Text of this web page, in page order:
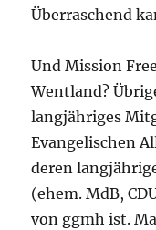
Überraschend
Und Mission
Wentland?
langjähriges
Evangelischen
deren
(ehem. MdB,
von ggmh ist.